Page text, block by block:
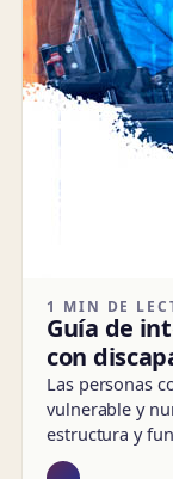
1 MIN DE
Guía de
con
Las personas
vulnerable y
estructura y